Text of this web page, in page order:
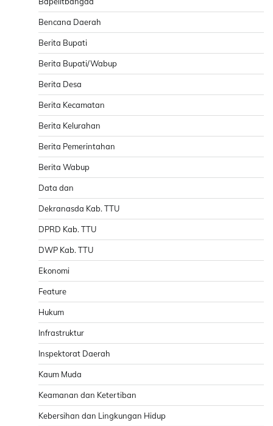
Bencana Daerah
Berita Bupati
Berita Bupati/Wabup
Berita Desa
Berita Kecamatan
Berita Kelurahan
Berita Pemerintahan
Berita Wabup
Data dan
Dekranasda Kab. TTU
DPRD Kab. TTU
DWP Kab. TTU
Ekonomi
Feature
Hukum
Infrastruktur
Inspektorat Daerah
Kaum Muda
Keamanan dan Ketertiban
Kebersihan dan Lingkungan Hidup